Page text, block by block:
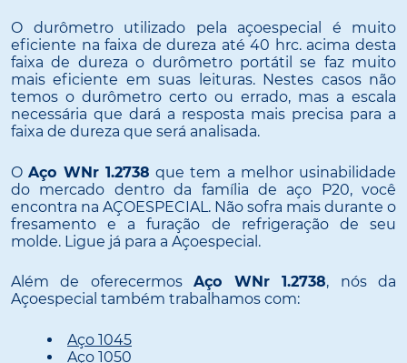
O durômetro utilizado pela açoespecial é muito
eficiente na faixa de dureza até 40 hrc. acima desta
faixa de dureza o durômetro portátil se faz muito
mais eficiente em suas leituras. Nestes casos não
temos o durômetro certo ou errado, mas a escala
necessária que dará a resposta mais precisa para a
faixa de dureza que será analisada.
OAço WNr 1.2738 que tem a melhor usinabilidade
do mercado dentro da família de aço P20, você
encontra na AÇOESPECIAL. Não sofra mais durante o
fresamento e a furação de refrigeração de seu
molde. Ligue já para a Açoespecial.
Além de oferecermosAço WNr 1.2738, nós da
Açoespecial também trabalhamos com:
Aço 1045
Aço 1050